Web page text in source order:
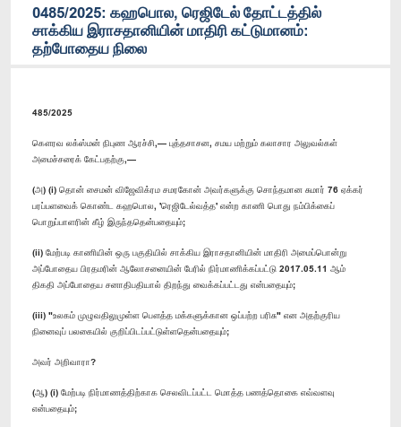
0485/2025: கஹபொல, ரெஜிடேல் தோட்டத்தில்
சாக்கிய இராசதானியின் மாதிரி கட்டுமானம்:
தற்போதைய நிலை
485/2025
கௌரவ லக்ஸ்மன் நிபுண ஆரச்சி,— புத்தசாசன, சமய மற்றும் கலாசார அலுவல்கள்
அமைச்சரைக் கேட்பதற்கு,—
(அ) (i) தொன் சைமன் விஜேவிக்ரம சமரகோன் அவர்களுக்கு சொந்தமான சுமார் 76 ஏக்கர்
பரப்பளவைக் கொண்ட கஹபொல, 'ரெஜிடேல்வத்த' என்ற காணி பொது நம்பிக்கைப்
பொறுப்பாளரின் கீழ் இருந்ததென்பதையும்;
(ii) மேற்படி காணியின் ஒரு பகுதியில் சாக்கிய இராசதானியின் மாதிரி அமைப்பொன்று
அப்போதைய பிரதமரின் ஆலோசனையின் பேரில் நிர்மாணிக்கப்பட்டு 2017.05.11 ஆம்
திகதி அப்போதைய சனாதிபதியால் திறந்து வைக்கப்பட்டது என்பதையும்;
(iii) "உலகம் முழுவதிலுமுள்ள பௌத்த மக்களுக்கான ஒப்பற்ற பரிசு" என அதற்குரிய
நினைவுப் பலகையில் குறிப்பிடப்பட்டுள்ளதென்பதையும்;
அவர் அறிவாரா?
(ஆ) (i) மேற்படி நிர்மாணத்திற்காக செலவிடப்பட்ட மொத்த பணத்தொகை எவ்வளவு
என்பதையும்;